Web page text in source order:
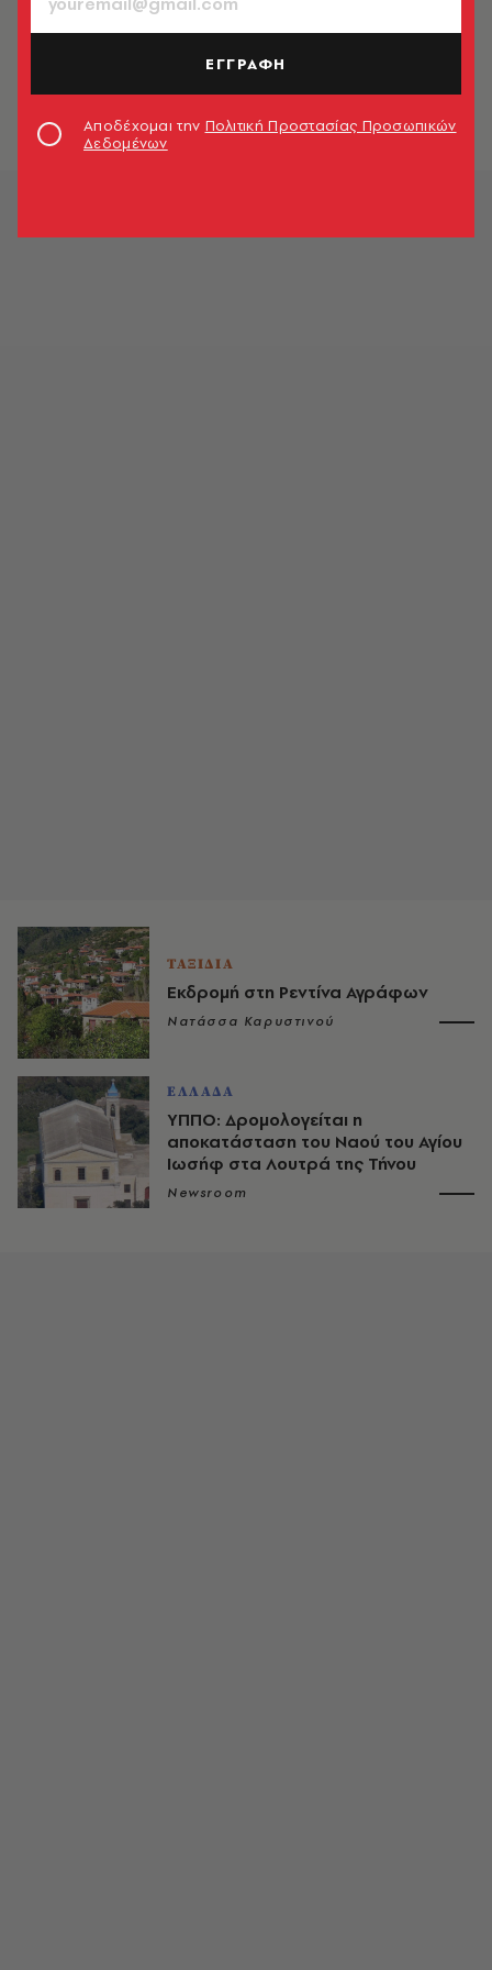
Μητροπόλεως και του Αγίου
Newsroom
ΤΑΞΙΔΙΑ
Εκδρομή στη Ρεντίνα Αγράφων
Νατάσσα Καρυστινού
ΕΛΛΑΔΑ
ΥΠΠΟ: Δρομολογείται η
αποκατάσταση του Ναού του Αγίου
Ιωσήφ στα Λουτρά της Τήνου
Newsroom
ΕΓΓΡΑΦΗ
Αποδέχομαι την Πολιτική Προστασίας Προσωπικών
Δεδομένων